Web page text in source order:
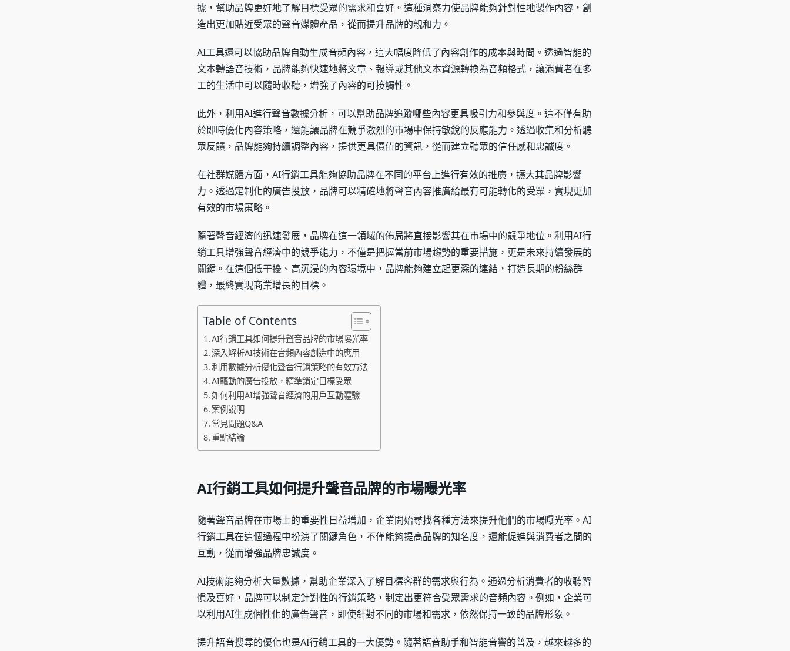
據，幫助品牌更好地了解目標受眾的需求和喜好。這種洞察力使品牌能夠針對性地製作內容，創
造出更加貼近受眾的聲音媒體產品，從而提升品牌的親和力。
AI工具還可以協助品牌自動生成音頻內容，這大幅度降低了內容創作的成本與時間。透過智能的
文本轉語音技術，品牌能夠快速地將文章、報導或其他文本資源轉換為音頻格式，讓消費者在多
工的生活中可以隨時收聽，增強了內容的可接觸性。
此外，利用AI進行聲音數據分析，可以幫助品牌追蹤哪些內容更具吸引力和參與度。這不僅有助
於即時優化內容策略，還能讓品牌在競爭激烈的市場中保持敏銳的反應能力。透過收集和分析聽
眾反饋，品牌能夠持續調整內容，提供更具價值的資訊，從而建立聽眾的信任感和忠誠度。
在社群媒體方面，AI行銷工具能夠協助品牌在不同的平台上進行有效的推廣，擴大其品牌影響
力。透過定制化的廣告投放，品牌可以精確地將聲音內容推廣給最有可能轉化的受眾，實現更加
有效的市場策略。
隨著聲音經濟的迅速發展，品牌在這一領域的佈局將直接影響其在市場中的競爭地位。利用AI行
銷工具增強聲音經濟中的競爭能力，不僅是把握當前市場趨勢的重要措施，更是未來持續發展的
關鍵。在這個低干擾、高沉浸的內容環境中，品牌能夠建立起更深的連結，打造長期的粉絲群
體，最終實現商業增長的目標。
Table of Contents
AI行銷工具如何提升聲音品牌的市場曝光率
深入解析AI技術在音頻內容創造中的應用
利用數據分析優化聲音行銷策略的有效方法
AI驅動的廣告投放，精準鎖定目標受眾
如何利用AI增強聲音經濟的用戶互動體驗
案例說明
常見問題Q&A
重點結論
AI行銷工具如何提升聲音品牌的市場曝光率
隨著聲音品牌在市場上的重要性日益增加，企業開始尋找各種方法來提升他們的市場曝光率。AI
行銷工具在這個過程中扮演了關鍵角色，不僅能夠提高品牌的知名度，還能促進與消費者之間的
互動，從而增強品牌忠誠度。
AI技術能夠分析大量數據，幫助企業深入了解目標客群的需求與行為。通過分析消費者的收聽習
慣及喜好，品牌可以制定針對性的行銷策略，制定出更符合受眾需求的音頻內容。例如，企業可
以利用AI生成個性化的廣告聲音，即使針對不同的市場和需求，依然保持一致的品牌形象。
提升語音搜尋的優化也是AI行銷工具的一大優勢。隨著語音助手和智能音響的普及，越來越多的